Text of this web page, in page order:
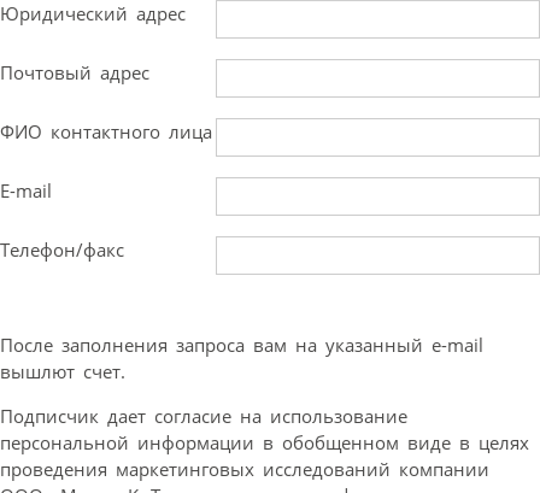
Юридический адрес
Почтовый адрес
ФИО контактного лица
E-mail
Телефон/факс
После заполнения запроса вам на указанный e-mail
вышлют счет.
Подписчик дает согласие на использование
персональной информации в обобщенном виде в целях
проведения маркетинговых исследований компании